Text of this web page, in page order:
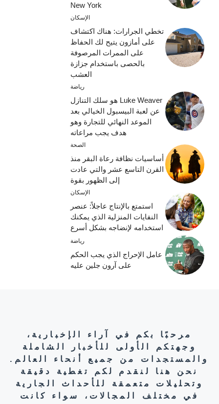
New York
الإسكان
تخطي الجرارات: هناك اكتشاف
على أمازون يتيح لك الحفاظ
على الممرات المرصوفة
بالحصى باستخدام جزازة
العشب
رياضة
Luke Weaver هو سلك التنازل
عن لعبة البيسبول الخيالي بعد
الموعد النهائي للتجارة وهو
هدف يجب مراعاته
الصحة
أساسيات نظافة رعاة البقر منذ
القرن التاسع عشر والتي عادت
إلى الظهور بقوة
الإسكان
استمتع بالإنتاج عاجلاً: عنصر
النفايات المنزلية الذي يمكنك
استخدامه لإنضاجه بشكل أسرع
رياضة
عامل الإحراج الذي يجب الحكم
على آرون جلين عليه
مرحبًا بكم في آراء الإخبارية،
وجهتكم الأولى للأخبار الشاملة
والمستجدات من جميع أنحاء العالم.
نحن هنا لنقدم لكم تغطية دقيقة
وتحليلات متعمقة للأحداث الجارية
في مختلف المجالات، سواء كانت